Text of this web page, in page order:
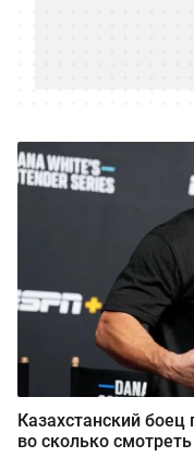
Казахстанский боец
во сколько смотреть